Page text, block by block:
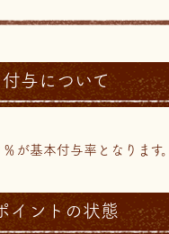
付与について
が基本付与率となります
イントの状態